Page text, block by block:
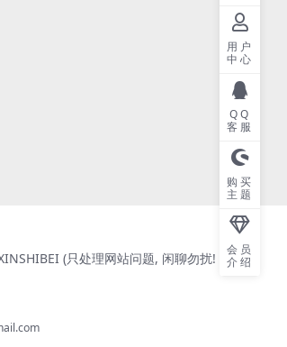
(只处理网站问题, 闲聊勿扰! )
用户
中心
QQ
客服
购买
主题
会员
介绍